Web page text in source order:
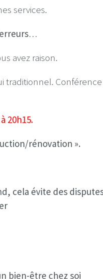
services.
erreurs…
avez raison.
20h15.
rénovation ».
cela évite des
bien-être chez soi